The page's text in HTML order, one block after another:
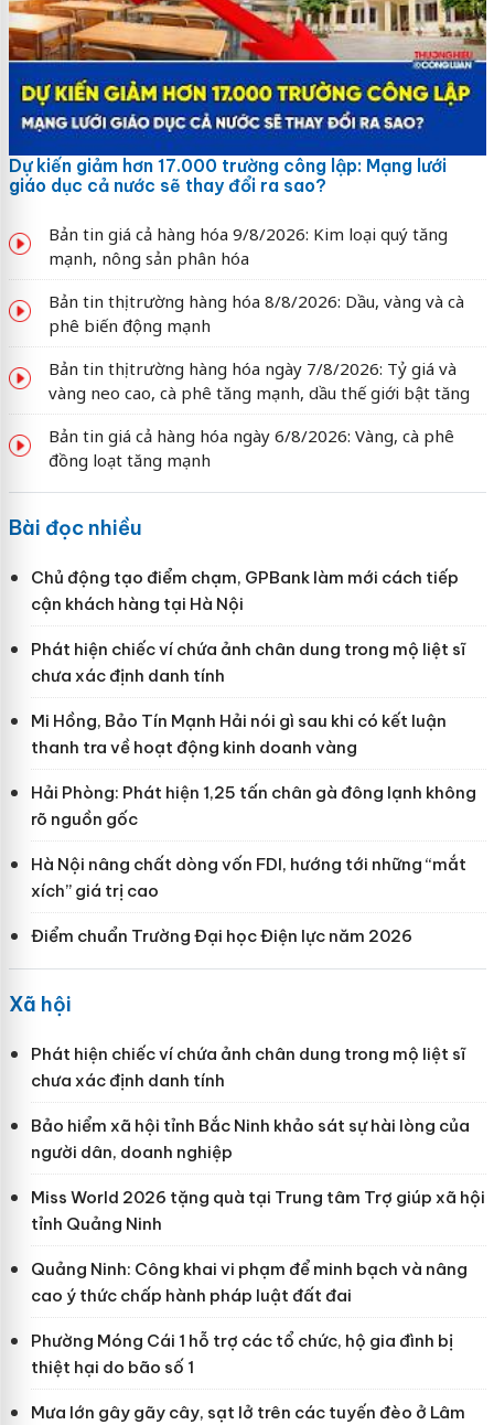
Dự kiến giảm hơn 17.000 trường công lập: Mạng lưới
giáo dục cả nước sẽ thay đổi ra sao?
Bản tin giá cả hàng hóa 9/8/2026: Kim loại quý tăng
mạnh, nông sản phân hóa
Bản tin thị trường hàng hóa 8/8/2026: Dầu, vàng và cà
phê biến động mạnh
Bản tin thị trường hàng hóa ngày 7/8/2026: Tỷ giá và
vàng neo cao, cà phê tăng mạnh, dầu thế giới bật tăng
Bản tin giá cả hàng hóa ngày 6/8/2026: Vàng, cà phê
đồng loạt tăng mạnh
Bài đọc nhiều
Chủ động tạo điểm chạm, GPBank làm mới cách tiếp
cận khách hàng tại Hà Nội
Phát hiện chiếc ví chứa ảnh chân dung trong mộ liệt sĩ
chưa xác định danh tính
Mi Hồng, Bảo Tín Mạnh Hải nói gì sau khi có kết luận
thanh tra về hoạt động kinh doanh vàng
Hải Phòng: Phát hiện 1,25 tấn chân gà đông lạnh không
rõ nguồn gốc
Hà Nội nâng chất dòng vốn FDI, hướng tới những “mắt
xích” giá trị cao
Điểm chuẩn Trường Đại học Điện lực năm 2026
Xã hội
Phát hiện chiếc ví chứa ảnh chân dung trong mộ liệt sĩ
chưa xác định danh tính
Bảo hiểm xã hội tỉnh Bắc Ninh khảo sát sự hài lòng của
người dân, doanh nghiệp
Miss World 2026 tặng quà tại Trung tâm Trợ giúp xã hội
tỉnh Quảng Ninh
Quảng Ninh: Công khai vi phạm để minh bạch và nâng
cao ý thức chấp hành pháp luật đất đai
Phường Móng Cái 1 hỗ trợ các tổ chức, hộ gia đình bị
thiệt hại do bão số 1
Mưa lớn gây gãy cây, sạt lở trên các tuyến đèo ở Lâm